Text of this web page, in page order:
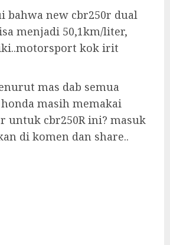
bahwa new cbr250r dual
menjadi 50,1km/liter,
kok irit
mas dab semua
masih memakai
untuk cbr250R ini? masuk
di komen dan share..